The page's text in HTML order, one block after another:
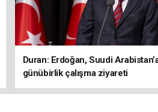
Duran: Erdoğan, Suudi
günübirlik çalışma ziyareti
gerçekleştirecek